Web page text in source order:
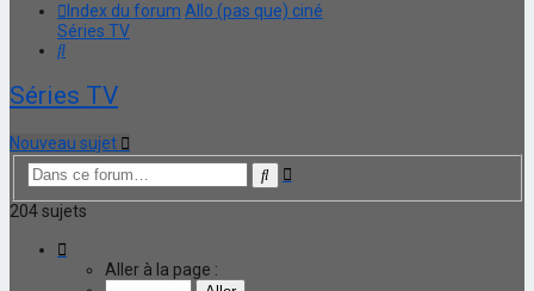
Index du forum Allo (pas que) ciné
Séries TV
Rechercher
Séries TV
Nouveau sujet
Rechercher
Recherche
204 sujets
1
Aller à la page :